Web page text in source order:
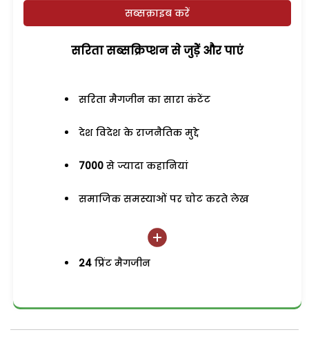
सब्सक्राइब करें
सरिता सब्सक्रिप्शन से जुड़ेें और पाएं
सरिता मैगजीन का सारा कंटेंट
देश विदेश के राजनैतिक मुद्दे
7000 से ज्यादा कहानियां
समाजिक समस्याओं पर चोट करते लेख
24 प्रिंट मैगजीन